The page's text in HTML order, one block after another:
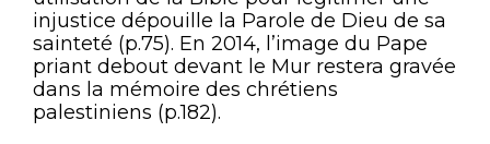
injustice dépouille la Parole de Dieu de sa
sainteté (p.75). En 2014, l’image du Pape
priant debout devant le Mur restera gravée
dans la mémoire des chrétiens
palestiniens (p.182).